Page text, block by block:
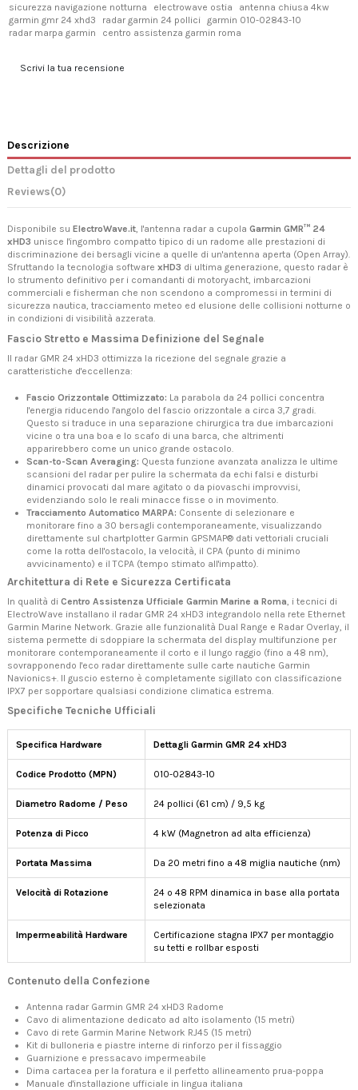
sicurezza navigazione notturna electrowave ostia
antenna chiusa 4kw
garmin gmr 24 xhd3
radar garmin 24 pollici garmin 010-02843-10
radar marpa garmin
centro assistenza garmin roma
Scrivi la tua recensione
Descrizione
Dettagli del prodotto
Reviews(0)
Disponibile su ElectroWave.it, l'antenna radar a cupola Garmin GMR™ 24
xHD3 unisce l'ingombro compatto tipico di un radome alle prestazioni di
discriminazione dei bersagli vicine a quelle di un'antenna aperta (Open Array).
Sfruttando la tecnologia software xHD3 di ultima generazione, questo radar è
lo strumento definitivo per i comandanti di motoryacht, imbarcazioni
commerciali e fisherman che non scendono a compromessi in termini di
sicurezza nautica, tracciamento meteo ed elusione delle collisioni notturne o
in condizioni di visibilità azzerata.
Fascio Stretto e Massima Definizione del Segnale
Il radar GMR 24 xHD3 ottimizza la ricezione del segnale grazie a
caratteristiche d'eccellenza:
Fascio Orizzontale Ottimizzato: La parabola da 24 pollici concentra
l'energia riducendo l'angolo del fascio orizzontale a circa 3,7 gradi.
Questo si traduce in una separazione chirurgica tra due imbarcazioni
vicine o tra una boa e lo scafo di una barca, che altrimenti
apparirebbero come un unico grande ostacolo.
Scan-to-Scan Averaging: Questa funzione avanzata analizza le ultime
scansioni del radar per pulire la schermata da echi falsi e disturbi
dinamici provocati dal mare agitato o da piovaschi improvvisi,
evidenziando solo le reali minacce fisse o in movimento.
Tracciamento Automatico MARPA: Consente di selezionare e
monitorare fino a 30 bersagli contemporaneamente, visualizzando
direttamente sul chartplotter Garmin GPSMAP® dati vettoriali cruciali
come la rotta dell'ostacolo, la velocità, il CPA (punto di minimo
avvicinamento) e il TCPA (tempo stimato all'impatto).
Architettura di Rete e Sicurezza Certificata
In qualità di Centro Assistenza Ufficiale Garmin Marine a Roma, i tecnici di
ElectroWave installano il radar GMR 24 xHD3 integrandolo nella rete Ethernet
Garmin Marine Network. Grazie alle funzionalità Dual Range e Radar Overlay, il
sistema permette di sdoppiare la schermata del display multifunzione per
monitorare contemporaneamente il corto e il lungo raggio (fino a 48 nm),
sovrapponendo l'eco radar direttamente sulle carte nautiche Garmin
Navionics+. Il guscio esterno è completamente sigillato con classificazione
IPX7 per sopportare qualsiasi condizione climatica estrema.
Specifiche Tecniche Ufficiali
Specifica Hardware Dettagli Garmin GMR 24 xHD3
Codice Prodotto (MPN) 010-02843-10
Diametro Radome / Peso 24 pollici (61 cm) / 9,5 kg
Potenza di Picco 4 kW (Magnetron ad alta efficienza)
Portata Massima Da 20 metri fino a 48 miglia nautiche (nm)
Velocità di Rotazione
24 o 48 RPM dinamica in base alla portata
selezionata
Impermeabilità Hardware
Certificazione stagna IPX7 per montaggio
su tetti e rollbar esposti
Contenuto della Confezione
Antenna radar Garmin GMR 24 xHD3 Radome
Cavo di alimentazione dedicato ad alto isolamento (15 metri)
Cavo di rete Garmin Marine Network RJ45 (15 metri)
Kit di bulloneria e piastre interne di rinforzo per il fissaggio
Guarnizione e pressacavo impermeabile
Dima cartacea per la foratura e il perfetto allineamento prua-poppa
Manuale d'installazione ufficiale in lingua italiana